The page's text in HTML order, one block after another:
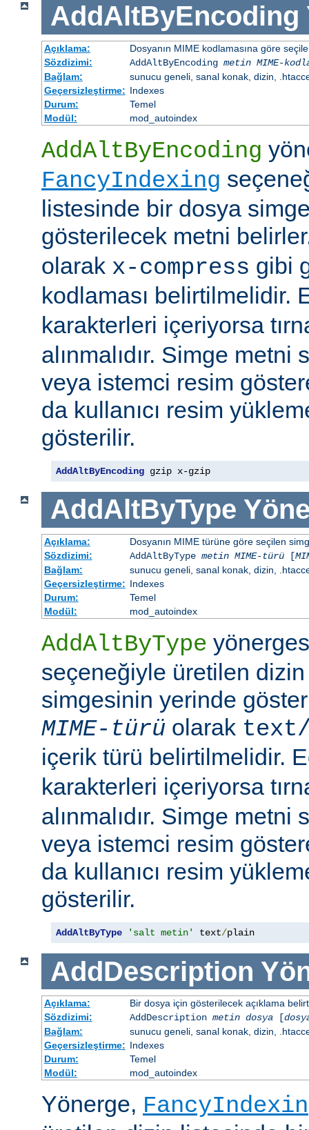
AddAltByEncoding
Açıklama:
Dosyanın MIME kodlamasına göre
Sözdizimi:
AddAltByEncoding metin MIME-
Bağlam:
sunucu geneli, sanal konak, dizin,
Geçersizleştirme: Indexes
Durum:
Temel
Modül:
mod_autoindex
AddAltByEncoding
FancyIndexing
listesinde bir dosya
gösterilecek metni
olarak x-compress gibi
kodlaması belirtilmelidir.
karakterleri içeriyorsa
alınmalıdır. Simge metni
veya istemci resim
da kullanıcı resim
gösterilir.
AddAltByEncoding gzip x-gzip
AddAltByType
Açıklama:
Dosyanın MIME türüne göre seçilen
Sözdizimi:
AddAltByType metin MIME-türü[
Bağlam:
sunucu geneli, sanal konak, dizin,
Geçersizleştirme: Indexes
Durum:
Temel
Modül:
mod_autoindex
AddAltByType
seçeneğiyle üretilen
simgesinin yerinde
MIME-türü olarak
içerik türü belirtilmelidir.
karakterleri içeriyorsa
alınmalıdır. Simge metni
veya istemci resim
da kullanıcı resim
gösterilir.
AddAltByType 'salt metin' text/plain
AddDescription
Açıklama:
Bir dosya için gösterilecek açıklama
Sözdizimi:
AddDescription metin dosya[
Bağlam:
sunucu geneli, sanal konak, dizin,
Geçersizleştirme: Indexes
Durum:
Temel
Modül:
mod_autoindex
Yönerge,